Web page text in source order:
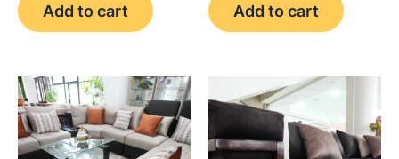
5
Add to cart
5
Add to cart